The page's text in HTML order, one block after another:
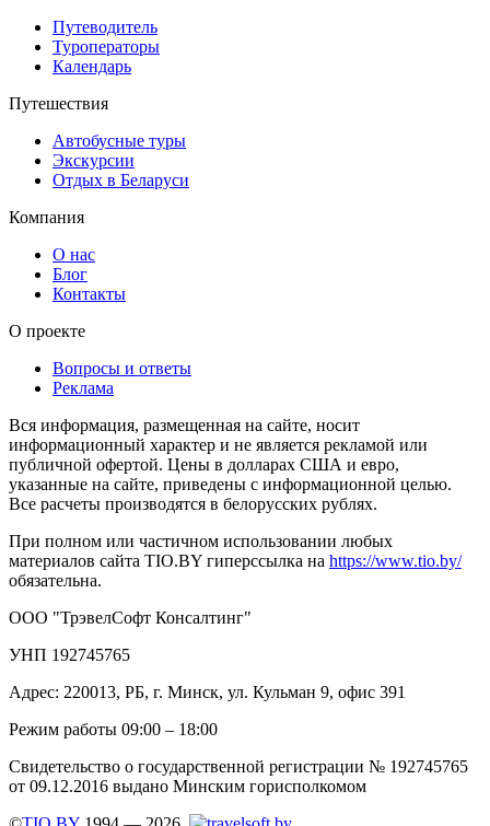
Путеводитель
Туроператоры
Календарь
Путешествия
Автобусные туры
Экскурсии
Отдых в Беларуси
Компания
О нас
Блог
Контакты
О проекте
Вопросы и ответы
Реклама
Вся информация, размещенная на сайте, носит
информационный характер и не является рекламой или
публичной офертой. Цены в долларах США и евро,
указанные на сайте, приведены с информационной целью.
Все расчеты производятся в белорусских рублях.
При полном или частичном использовании любых
материалов сайта TIO.BY гиперссылка на https://www.tio.by/
обязательна.
ООО "ТрэвелСофт Консалтинг"
УНП 192745765
Адрес: 220013, РБ, г. Минск, ул. Кульман 9, офис 391
Режим работы 09:00 – 18:00
Свидетельство о государственной регистрации № 192745765
от 09.12.2016 выдано Минским горисполкомом